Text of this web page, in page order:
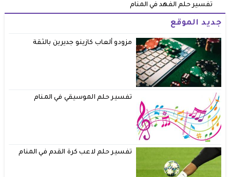
تفسير حلم الفهد في المنام
جديد الموقع
مزودو ألعاب كازينو جديرين بالثقة
تفسير حلم الموسيقي في المنام
تفسير حلم لاعب كرة القدم في المنام